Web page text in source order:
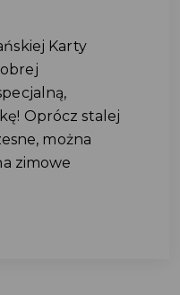
Karty
Oprócz stalej
można
zimowe